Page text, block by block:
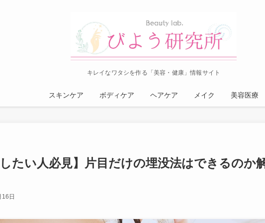
キレイなワタシを作る「美容・健康」情報サイト
スキンケア ボディケア ヘアケア メイク 美容医療
したい人必見】片目だけの埋没法はできるのか
日